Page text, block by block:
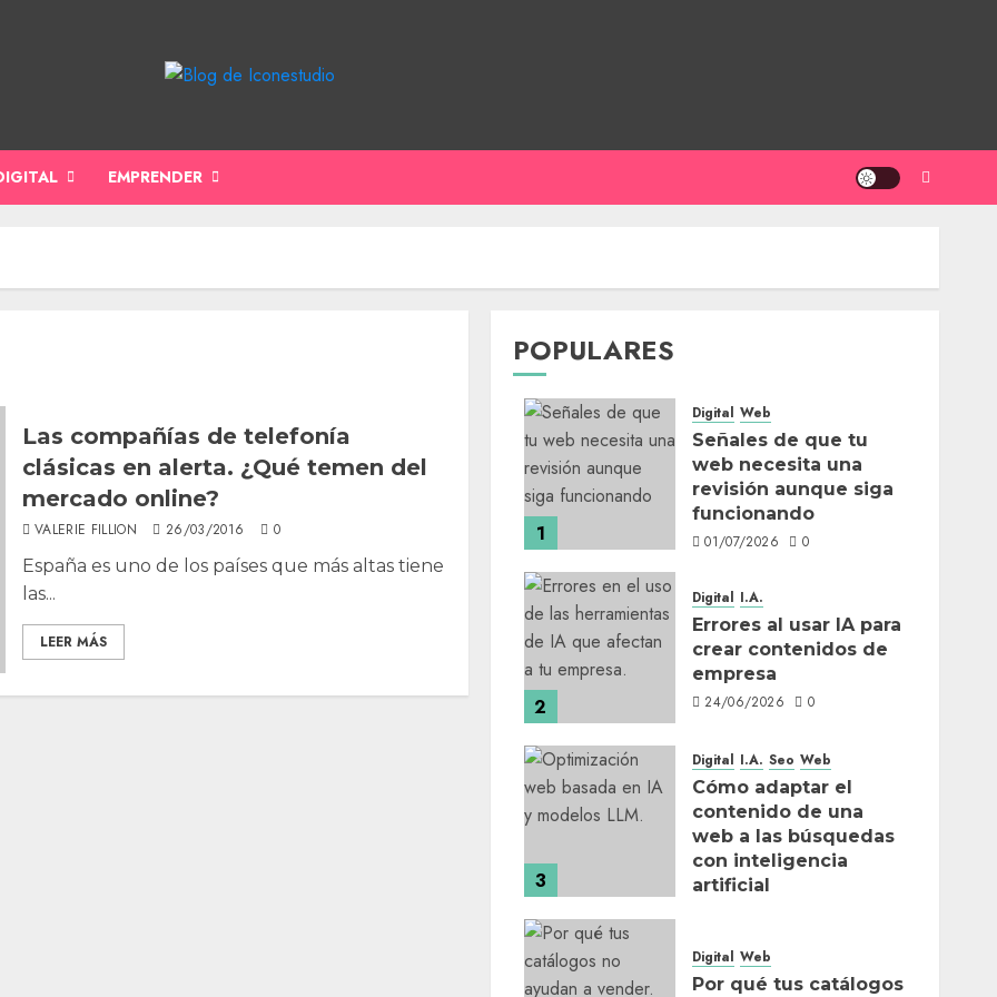
EMPRENDER
Las compañías de telefonía
clásicas en alerta. ¿Qué temen del
mercado online?
VALERIE FILLION 26/03/2016 0
España es uno de los países que más altas tiene
las...
LEER MÁS
POPULARES
1
Digital Web
Señales de que tu
web necesita una
revisión aunque siga
funcionando
01/07/2026 0
2
Digital I.A.
Errores al usar IA para
crear contenidos de
empresa
24/06/2026 0
3
Digital I.A. Seo Web
Cómo adaptar el
contenido de una
web a las búsquedas
con inteligencia
artificial
Digital Web
Por qué tus catálogos